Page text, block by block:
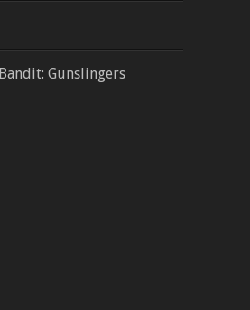
Bandit: Gunslingers